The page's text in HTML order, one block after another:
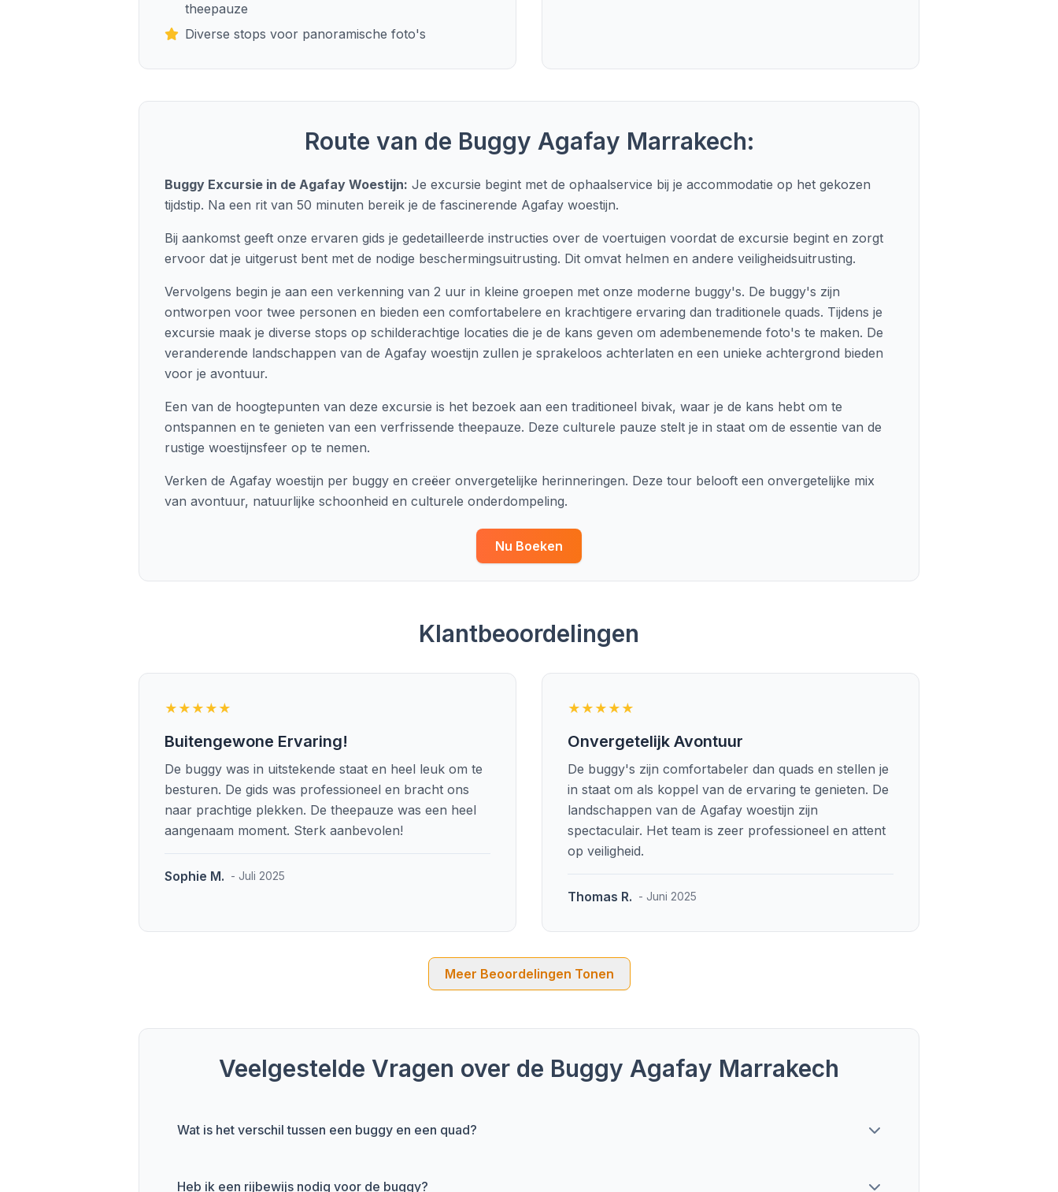
theepauze
Diverse stops voor panoramische foto's
Route van de Buggy Agafay Marrakech:
Buggy Excursie in de Agafay Woestijn: Je excursie begint met de ophaalservice bij je accommodatie op het gekozen
tijdstip. Na een rit van 50 minuten bereik je de fascinerende Agafay woestijn.
Bij aankomst geeft onze ervaren gids je gedetailleerde instructies over de voertuigen voordat de excursie begint en zorgt
ervoor dat je uitgerust bent met de nodige beschermingsuitrusting. Dit omvat helmen en andere veiligheidsuitrusting.
Vervolgens begin je aan een verkenning van 2 uur in kleine groepen met onze moderne buggy's. De buggy's zijn
ontworpen voor twee personen en bieden een comfortabelere en krachtigere ervaring dan traditionele quads. Tijdens je
excursie maak je diverse stops op schilderachtige locaties die je de kans geven om adembenemende foto's te maken. De
veranderende landschappen van de Agafay woestijn zullen je sprakeloos achterlaten en een unieke achtergrond bieden
voor je avontuur.
Een van de hoogtepunten van deze excursie is het bezoek aan een traditioneel bivak, waar je de kans hebt om te
ontspannen en te genieten van een verfrissende theepauze. Deze culturele pauze stelt je in staat om de essentie van de
rustige woestijnsfeer op te nemen.
Verken de Agafay woestijn per buggy en creëer onvergetelijke herinneringen. Deze tour belooft een onvergetelijke mix
van avontuur, natuurlijke schoonheid en culturele onderdompeling.
Nu Boeken
Klantbeoordelingen
★★★★★
Buitengewone Ervaring!
De buggy was in uitstekende staat en heel leuk om te
besturen. De gids was professioneel en bracht ons
naar prachtige plekken. De theepauze was een heel
aangenaam moment. Sterk aanbevolen!
Sophie M. - Juli 2025
★★★★★
Onvergetelijk Avontuur
De buggy's zijn comfortabeler dan quads en stellen je
in staat om als koppel van de ervaring te genieten. De
landschappen van de Agafay woestijn zijn
spectaculair. Het team is zeer professioneel en attent
op veiligheid.
Thomas R. - Juni 2025
Meer Beoordelingen Tonen
Veelgestelde Vragen over de Buggy Agafay Marrakech
Wat is het verschil tussen een buggy en een quad?
Heb ik een rijbewijs nodig voor de buggy?